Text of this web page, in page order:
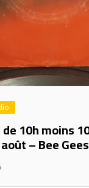
10h moins
– Bee